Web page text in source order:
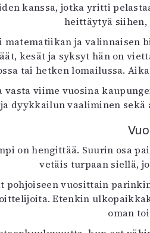
kanssa, jotka yritti
heittäytyä siihen,
ja valinnaisen
kesät ja syksyt hän on
tai hetken lomailussa.
viime vuosina
dyykkailun vaaliminen sekä
on hengittää. Suurin osa
vetäis turpaan siellä,
pohjoiseen vuosittain
Etenkin
oman